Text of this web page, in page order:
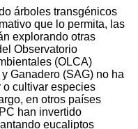
árboles transgénicos
que lo permita, las
explorando otras
Observatorio
(OLCA)
Ganadero (SAG) no ha
cultivar especies
en otros países
han invertido
eucaliptos